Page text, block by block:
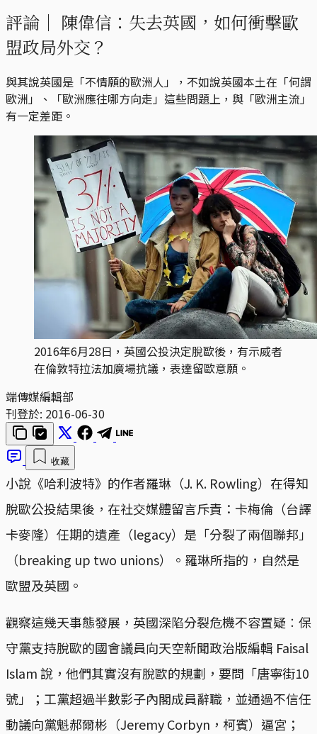
評論｜ 陳偉信：失去英國，如何衝擊歐
盟政局外交？
與其說英國是「不情願的歐洲人」，不如說英國本土在「何謂
歐洲」、「歐洲應往哪方向走」這些問題上，與「歐洲主流」
有一定差距。
2016年6月28日，英國公投決定脫歐後，有示威者
在倫敦特拉法加廣場抗議，表達留歐意願。
端傳媒編輯部
刊登於: 2016-06-30
收藏
小說《哈利波特》的作者羅琳（J. K. Rowling）在得知
脫歐公投結果後，在社交媒體留言斥責：卡梅倫（台譯
卡麥隆）任期的遺產（legacy）是「分裂了兩個聯邦」
（breaking up two unions）。羅琳所指的，自然是
歐盟及英國。
觀察這幾天事態發展，英國深陷分裂危機不容置疑︰保
守黨支持脫歐的國會議員向天空新聞政治版編輯 Faisal
Islam 說，他們其實沒有脫歐的規劃，要問「唐寧街10
號」；工黨超過半數影子內閣成員辭職，並通過不信任
動議向黨魁郝爾彬（Jeremy Corbyn，柯賓）逼宮；